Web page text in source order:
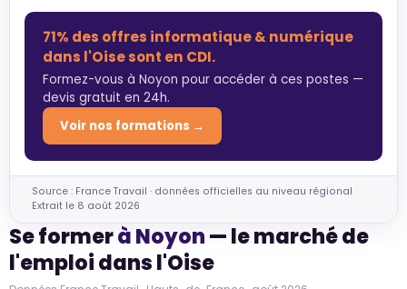
71% des offres informatique & numérique
dans l'Oise sont en CDI.
Formez-vous à Noyon pour accéder à ces postes —
devis gratuit en 24h.
Voir nos formations →
Source : France Travail · données officielles au niveau régional
Extrait le 8 août 2026
Se formerà Noyon— le marché de
l'emploi dans l'Oise